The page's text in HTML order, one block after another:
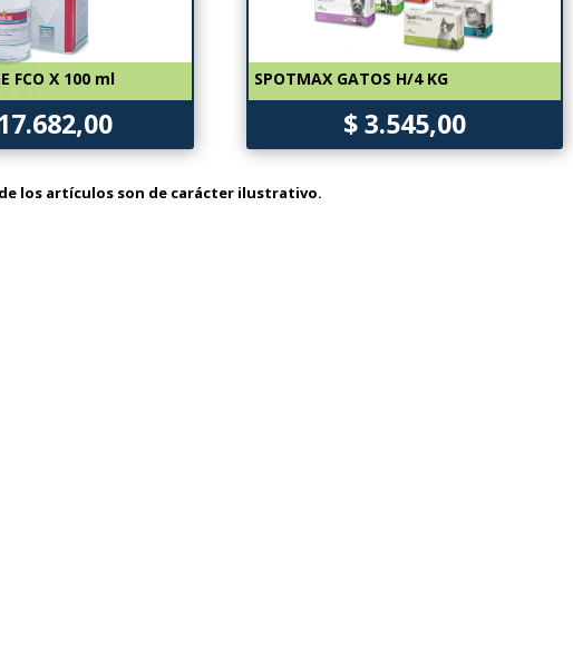
FCO X 100 ml SPOTMAX GATOS H/4 KG
$ 3.545,00
los artículos son de carácter ilustrativo.